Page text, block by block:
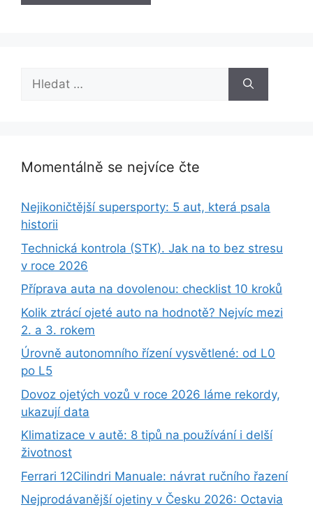
Hledat:
Momentálně se nejvíce čte
Nejikoničtější supersporty: 5 aut, která psala
historii
Technická kontrola (STK). Jak na to bez stresu
v roce 2026
Příprava auta na dovolenou: checklist 10 kroků
Kolik ztrácí ojeté auto na hodnotě? Nejvíc mezi
2. a 3. rokem
Úrovně autonomního řízení vysvětlené: od L0
po L5
Dovoz ojetých vozů v roce 2026 láme rekordy,
ukazují data
Klimatizace v autě: 8 tipů na používání i delší
životnost
Ferrari 12Cilindri Manuale: návrat ručního řazení
Nejprodávanější ojetiny v Česku 2026: Octavia